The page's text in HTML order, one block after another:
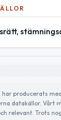
har producerats
datakällor. Vårt
relevant. Trots